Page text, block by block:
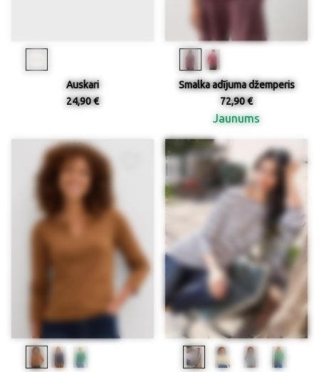
Auskari
24,90 €
Smalka adījuma džemperis
72,90 €
Jaunums